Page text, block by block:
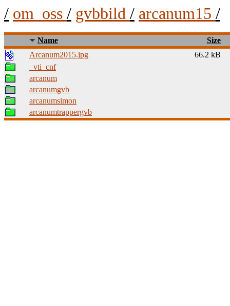
/ om_oss / gvbbild / arcanum15 /
Name
Size
Arcanum2015.jpg
66.2 kB
_vti_cnf
arcanum
arcanumgvb
arcanumsimon
arcanumtrappergvb